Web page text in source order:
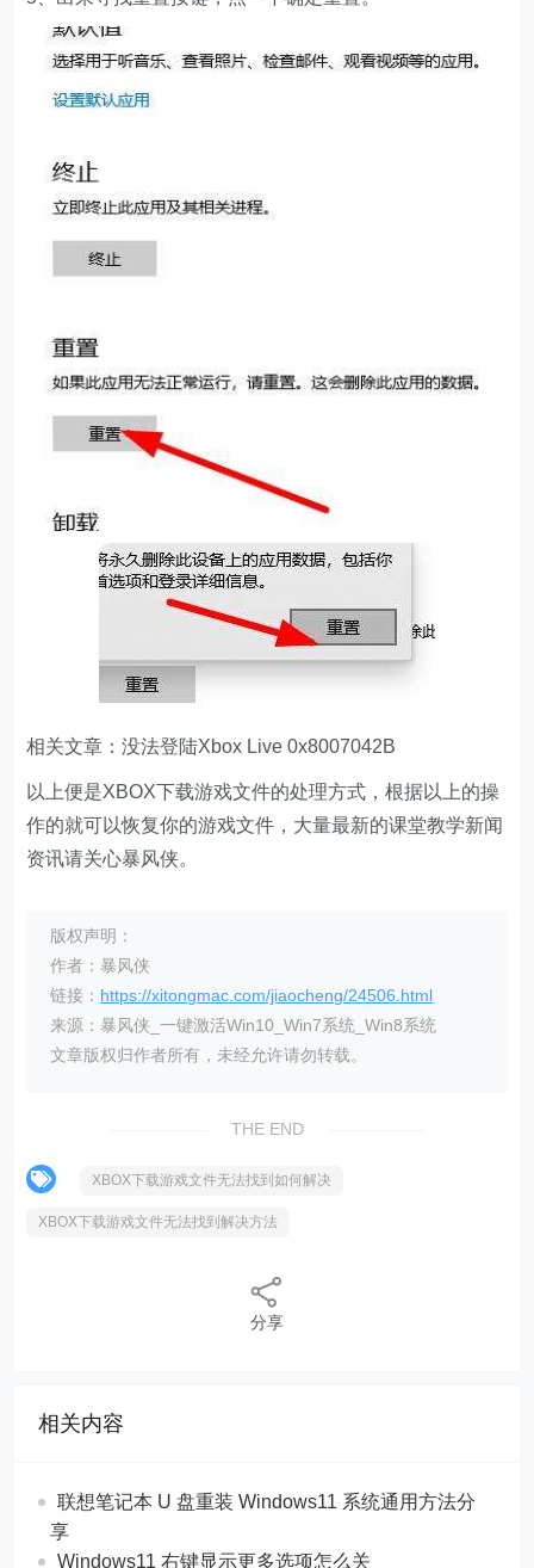
相关文章：没法登陆Xbox Live 0x8007042B
以上便是XBOX下载游戏文件的处理方式，根据以上的操
作的就可以恢复你的游戏文件，大量最新的课堂教学新闻
资讯请关心暴风侠。
版权声明：
作者：暴风侠
链接： https://xitongmac.com/jiaocheng/24506.html
来源：暴风侠_一键激活Win10_Win7系统_Win8系统
文章版权归作者所有，未经允许请勿转载。
THE END
XBOX下载游戏文件无法找到如何解决
XBOX下载游戏文件无法找到解决方法
分享
相关内容
联想笔记本 U 盘重装 Windows11 系统通用方法分
享
Windows11 右键显示更多选项怎么关